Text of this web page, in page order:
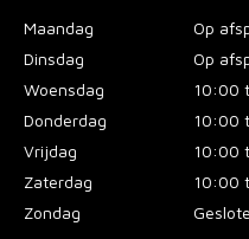
Maandag
Dinsdag
Woensdag
Donderdag
Vrijdag
Zaterdag
Zondag
Op
Op
10:00
10:00
10:00
10:00